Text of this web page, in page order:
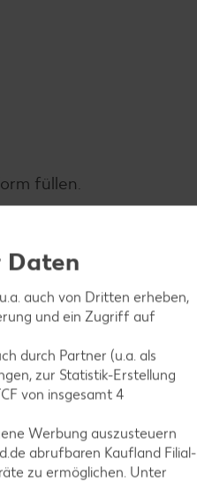
füllen.
Daten
auch von Dritten erheben,
und ein Zugriff auf
durch Partner (u.a. als
zur Statistik-Erstellung
von insgesamt4
Werbung auszusteuern
abrufbaren Kaufland Filial-
zu ermöglichen. Unter